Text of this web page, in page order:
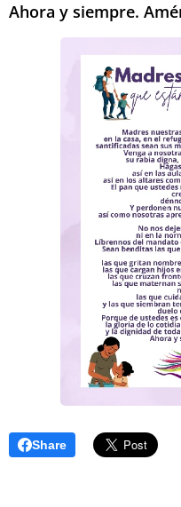
Ahora y siempre.
Share